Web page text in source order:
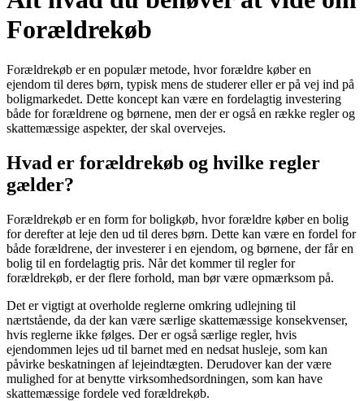
Forældrekøb
Forældrekøb er en populær metode, hvor forældre køber en
ejendom til deres børn, typisk mens de studerer eller er på vej ind på
boligmarkedet. Dette koncept kan være en fordelagtig investering
både for forældrene og børnene, men der er også en række regler og
skattemæssige aspekter, der skal overvejes.
Hvad er forældrekøb og hvilke regler
gælder?
Forældrekøb er en form for boligkøb, hvor forældre køber en bolig
for derefter at leje den ud til deres børn. Dette kan være en fordel for
både forældrene, der investerer i en ejendom, og børnene, der får en
bolig til en fordelagtig pris. Når det kommer til regler for
forældrekøb, er der flere forhold, man bør være opmærksom på.
Det er vigtigt at overholde reglerne omkring udlejning til
nærtstående, da der kan være særlige skattemæssige konsekvenser,
hvis reglerne ikke følges. Der er også særlige regler, hvis
ejendommen lejes ud til barnet med en nedsat husleje, som kan
påvirke beskatningen af lejeindtægten. Derudover kan der være
mulighed for at benytte virksomhedsordningen, som kan have
skattemæssige fordele ved forældrekøb.